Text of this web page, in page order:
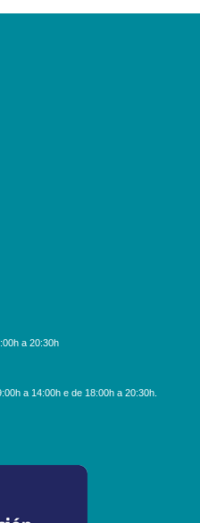
a 20:30h
a 14:00h e de 18:00h a 20:30h.